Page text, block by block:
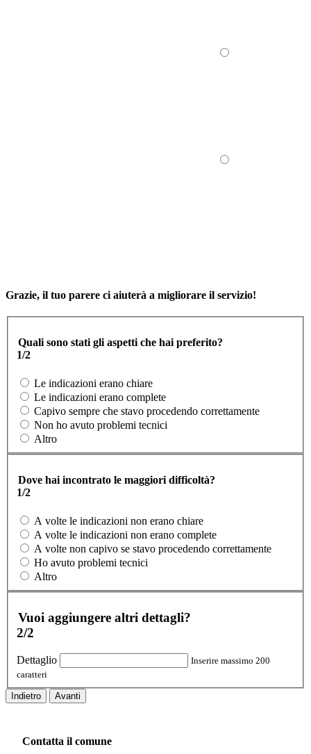
Grazie, il tuo parere ci aiuterà a migliorare il servizio!
Quali sono stati gli aspetti che hai preferito?
1/2
Le indicazioni erano chiare
Le indicazioni erano complete
Capivo sempre che stavo procedendo correttamente
Non ho avuto problemi tecnici
Altro
Dove hai incontrato le maggiori difficoltà?
1/2
A volte le indicazioni non erano chiare
A volte le indicazioni non erano complete
A volte non capivo se stavo procedendo correttamente
Ho avuto problemi tecnici
Altro
Vuoi aggiungere altri dettagli?
2/2
Dettaglio
Inserire massimo 200
caratteri
Indietro Avanti
Contatta il comune